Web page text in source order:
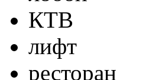
КТВ
лифт
ресторан